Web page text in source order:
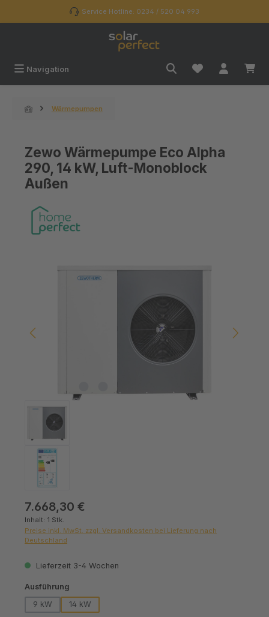
Zum Hauptinhalt springenService Hotline: 0234 / 520 04 993
Navigation
Wärmepumpen
Zewo Wärmepumpe Eco Alpha
290, 14 kW, Luft-Monoblock
Außen
Bildergalerie überspringen
Regulärer Preis:
7.668,30 €
Inhalt: 1 Stk.
Preise inkl. MwSt. zzgl. Versandkosten bei Lieferung nach
Deutschland
Lieferzeit 3-4 Wochen
Ausführung
9 kW
14 kW